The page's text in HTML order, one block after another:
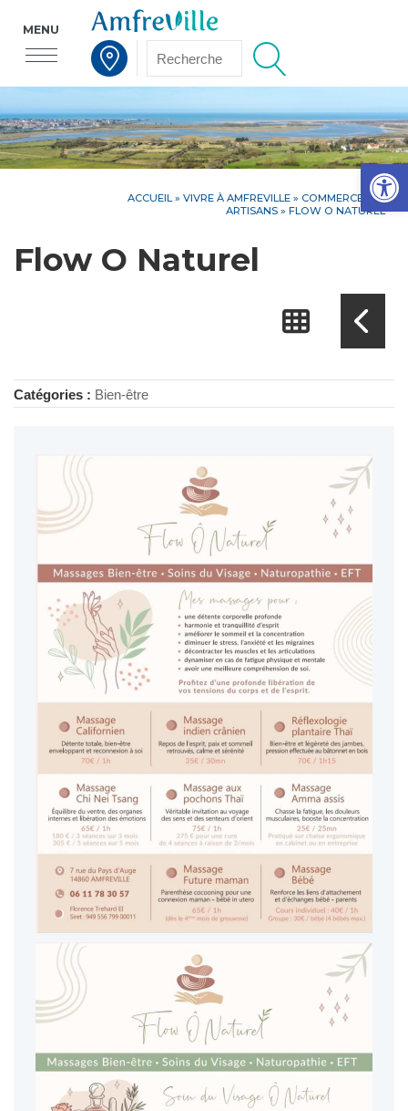
Voir la carte interactive
MENU
ACCUEIL » VIVRE À AMFREVILLE » COMMERCES ET
ARTISANS » FLOW O NATUREL
Flow O Naturel
Catégories : Bien-être